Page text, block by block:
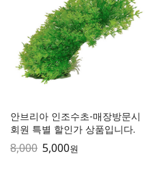
안브리아 인조수초-매장방문시
회원 특별 할인가 상품입니다.
8,000 5,000원